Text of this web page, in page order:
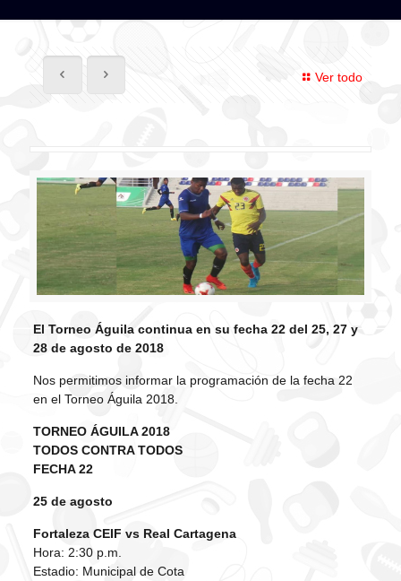
Ver todo
El Torneo Águila continua en su fecha 22 del 25, 27 y
28 de agosto de 2018
Nos permitimos informar la programación de la fecha 22
en el Torneo Águila 2018.
TORNEO ÁGUILA 2018
TODOS CONTRA TODOS
FECHA 22
25 de agosto
Fortaleza CEIF vs Real Cartagena
Hora: 2:30 p.m.
Estadio: Municipal de Cota